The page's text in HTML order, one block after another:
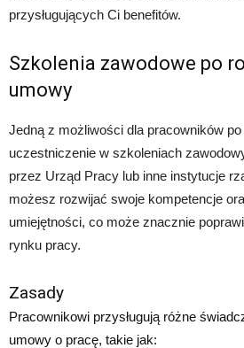
przysługujących Ci benefitów.
Szkolenia zawodowe po
umowy
Jedną z możliwości dla pracowników
uczestniczenie w szkoleniach
przez Urząd Pracy lub inne instytucje
możesz rozwijać swoje kompetencje
umiejętności, co może znacznie
rynku pracy.
Zasady
Pracownikowi przysługują różne
umowy o pracę, takie jak: